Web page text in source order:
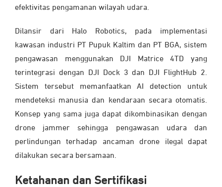
efektivitas pengamanan wilayah udara.
Dilansir dari Halo Robotics, pada implementasi
kawasan industri PT Pupuk Kaltim dan PT BGA, sistem
pengawasan menggunakan DJI Matrice 4TD yang
terintegrasi dengan DJI Dock 3 dan DJI FlightHub 2.
Sistem tersebut memanfaatkan AI detection untuk
mendeteksi manusia dan kendaraan secara otomatis.
Konsep yang sama juga dapat dikombinasikan dengan
drone jammer sehingga pengawasan udara dan
perlindungan terhadap ancaman drone ilegal dapat
dilakukan secara bersamaan.
Ketahanan dan Sertifikasi